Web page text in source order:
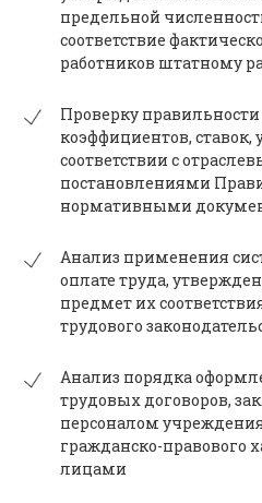
предельной
соответствие
работников штатному
Проверку
коэффициентов, ставок,
соответствии с
постановлениями
нормативными
Анализ применения
оплате труда,
предмет их
трудового
Анализ порядка
трудовых договоров,
персоналом
гражданско-правового
лицами